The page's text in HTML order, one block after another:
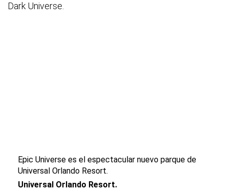
Dark Universe.
Epic Universe es el espectacular nuevo parque de
Universal Orlando Resort.
Universal Orlando Resort.